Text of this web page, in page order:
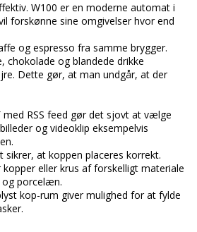
W100 er en moderne automat i
forskønne sine omgivelser hvor end
og espresso fra samme brygger.
chokolade og blandede drikke
Dette gør, at man undgår, at der
med RSS feed gør det sjovt at vælge
og videoklip eksempelvis
sikrer, at koppen placeres korrekt.
eller krus af forskelligt materiale
og porcelæn.
kop-rum giver mulighed for at fylde